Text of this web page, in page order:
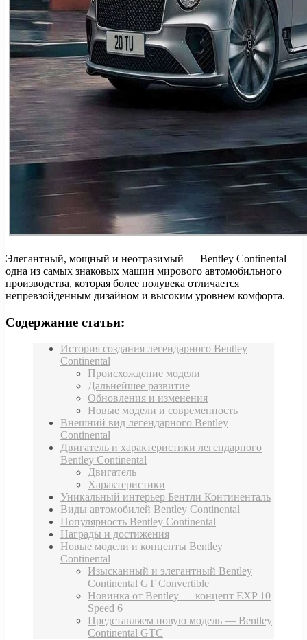
Элегантный, мощный и неотразимый — Bentley Continental —
одна из самых знаковых машин мирового автомобильного
производства, которая более полувека отличается
непревзойденным дизайном и высоким уровнем комфорта.
Содержание статьи:
История создания легендарного Bentley
Continental
Происхождение модели
Дальнейшее развитие
Обновления и изменения
Новые модели и современность
Внешний вид легендарного Bentley
Continental
Двигатель и характеристики легендарного
Bentley Continental
Двигатель
Характеристики
Уникальный интерьер Бентли Континенталь
Виды автомобилей Bentley Continental
Популярность Bentley Continental
Награды и достижения
Новые модели и концепты Bentley
Continental
Изысканный и элегантный Bentley
Continental GT Convertible
Новинка от Bentley — концепт EXP 10
Speed 6
Представляем новую модель — Bentley
Continental GTC